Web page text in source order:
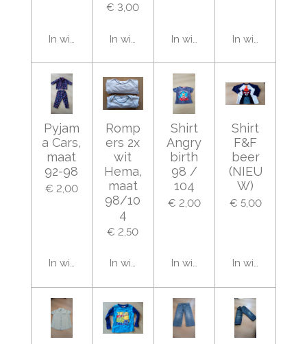
In winkelwagen
€ 3,00
In winkelwagenIn winkelwagen
In
Pyjam
a Cars,
maat
92-98
€ 2,00
In winkelwagen
Romp
ers 2x
wit
Hema,
maat
98/10
4
€ 2,50
In winkelwagen
Shirt
Angry
birth
98 /
104
€ 2,00
In winkelwagen
Shirt
F&F
beer
(NIEU
W)
€ 5,00
In